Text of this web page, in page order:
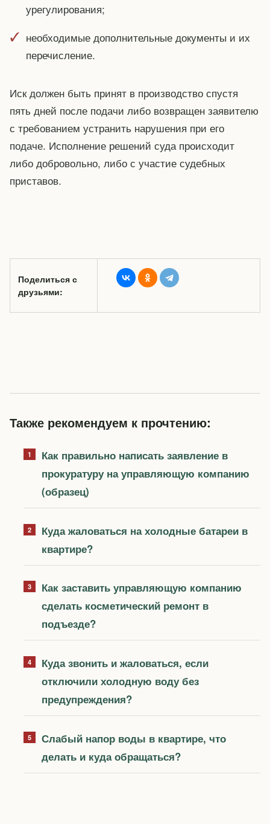
урегулирования;
необходимые дополнительные документы и их
перечисление.
Иск должен быть принят в производство спустя
пять дней после подачи либо возвращен заявителю
с требованием устранить нарушения при его
подаче. Исполнение решений суда происходит
либо добровольно, либо с участие судебных
приставов.
Поделиться с
друзьями:
Также рекомендуем к прочтению:
Как правильно написать заявление в
прокуратуру на управляющую компанию
(образец)
Куда жаловаться на холодные батареи в
квартире?
Как заставить управляющую компанию
сделать косметический ремонт в
подъезде?
Куда звонить и жаловаться, если
отключили холодную воду без
предупреждения?
Слабый напор воды в квартире, что
делать и куда обращаться?